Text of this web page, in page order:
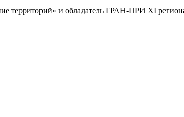
территорий» и обладатель ГРАН-ПРИ XI